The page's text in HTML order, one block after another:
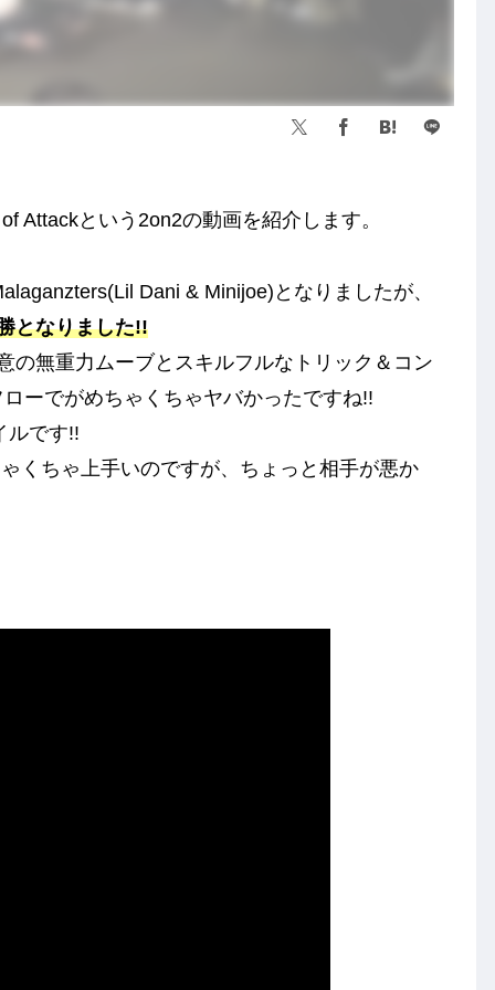
Attackという2on2の動画を紹介します。
Dani & Minijoe)となりましたが、
となりました!!
の無重力ムーブとスキルフルなトリック＆コン
ーでがめちゃくちゃヤバかったですね!!
ルです!!
くちゃ上手いのですが、ちょっと相手が悪か